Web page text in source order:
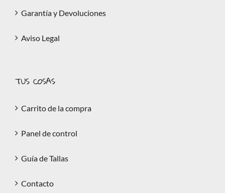
Garantía y Devoluciones
Aviso Legal
TUS COSAS
Carrito de la compra
Panel de control
Guía de Tallas
Contacto